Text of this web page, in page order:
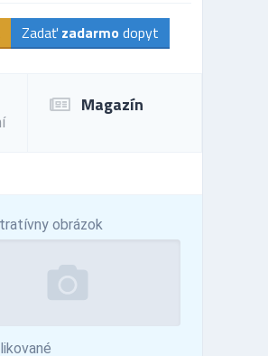
Zadať zadarmo dopyt
Magazín
obrázok